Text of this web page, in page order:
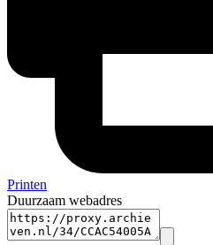
Printen
Duurzaam webadres